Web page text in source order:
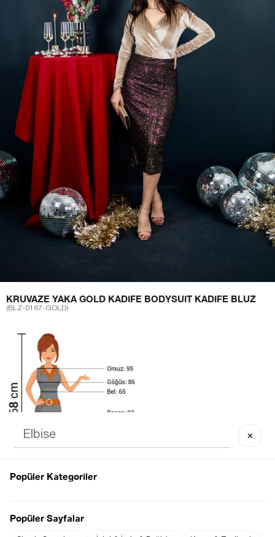
KRUVAZE YAKA GOLD KADIFE BODYSUIT KADIFE BLUZ
(BLZ-0167-GOLD)
kullanılan S (Small) Bedendir.
Ürün Boyu : 68 cm ( +/- 2 cm )
✕
Popüler Kategoriler
Popüler Sayfalar